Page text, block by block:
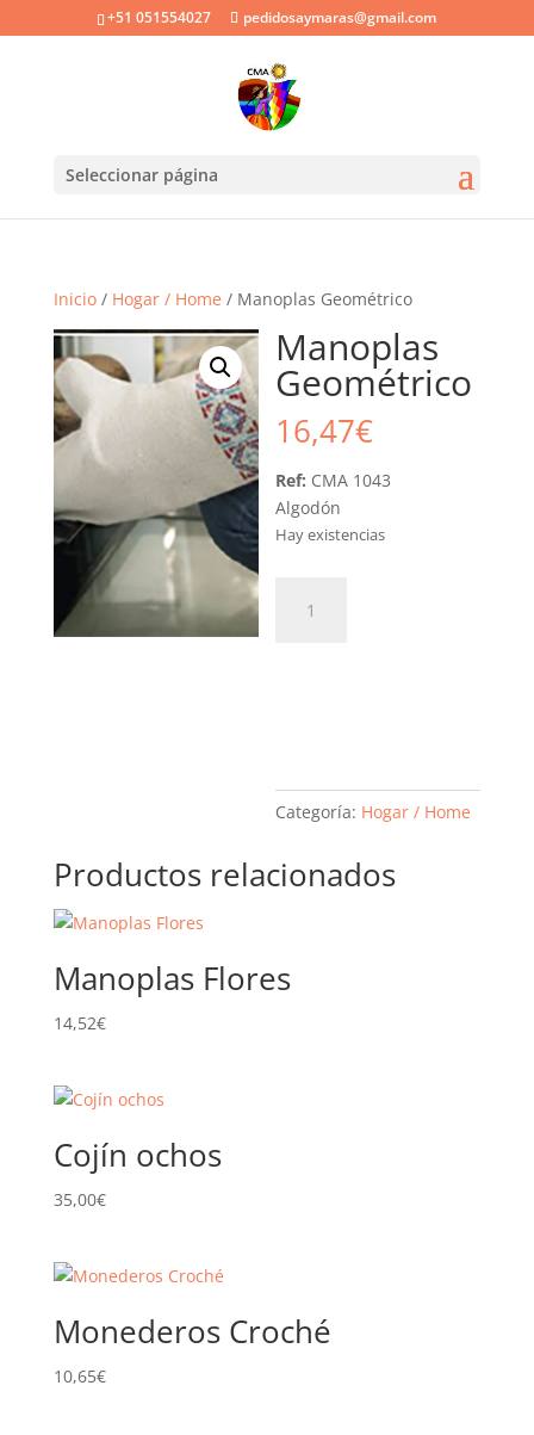
+51 051554027 pedidosaymaras@gmail.com
Seleccionar página
Inicio/ Hogar / Home / Manoplas Geométrico
Manoplas
Geométrico
16,47€
Ref: CMA 1043
Algodón
Hay existencias
Geométrico
Categoría: Hogar / Home
Productos relacionados
Manoplas Flores
14,52€
Cojín ochos
35,00€
Monederos Croché
10,65€